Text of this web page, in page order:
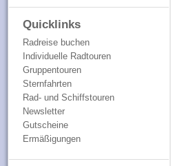
Quicklinks
Radreise buchen
Individuelle Radtouren
Gruppentouren
Sternfahrten
Rad- und Schiffstouren
Newsletter
Gutscheine
Ermäßigungen